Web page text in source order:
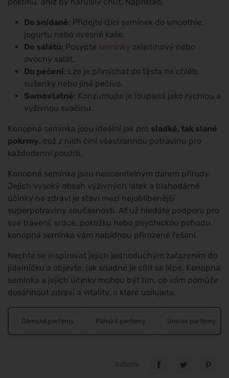
Do snídaně: Přidejte lžíci semínek do smoothie,
jogurtu nebo ovesné kaše.
Do salátů: Posypte semínky zeleninový nebo
ovocný salát.
Do pečení: Lze je přimíchat do těsta na chléb,
sušenky nebo jiné pečivo.
Samostatně: Konzumujte je loupaná jako rychlou a
výživnou svačinu.
Konopná semínka jsou ideální jak pro sladké, tak slané
pokrmy, což z nich činí všestrannou potravinu pro
každodenní použití.
Konopná semínka jsou neocenitelným darem přírody.
Jejich vysoký obsah výživných látek a blahodárné
účinky na zdraví je staví mezi nejoblíbenější
superpotraviny současnosti. Ať už hledáte podporu pro
své trávení, srdce, pokožku nebo psychickou pohodu,
konopná semínka vám nabídnou přirozené řešení.
Nechte se inspirovat jejich jednoduchým zařazením do
jídelníčku a objevte, jak snadné je cítit se lépe. Konopná
semínka a jejich účinky mohou být tím, co vám pomůže
dosáhnout zdraví a vitality, o které usilujete.
Dámské parfémy Pánské parfémy Unisex parfémy
Sdílejte